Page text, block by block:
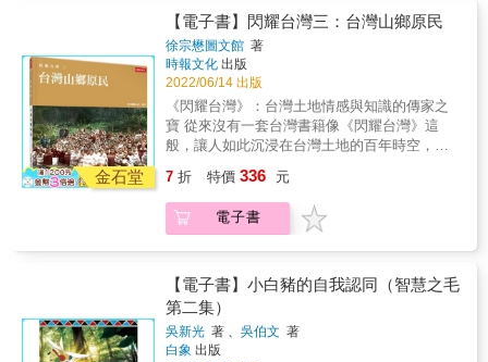
班，收入和生活都受到影響。然而，就在此時
此刻，我們做出最大的投資，投入最大的心
力，完成這一套經典作品，代表台灣在艱困的
環境中奮鬥不懈的精神，有如一顆閃亮的鑽
石，永遠福星高照。 文/作者徐宗懋 & 《台灣
近水部落》 本書以日本的台灣原住民權威森丑
之助的圖像原作為底本，透過高端的上色技術
賦予新的生命。本畫冊介紹靠近海洋和湖泊的
原住民部落，主要集中在阿美族、達悟族和邵
即湖泊的生活關係，其中達悟族捕獲飛魚的圖
像紀錄，更是珍貴的歷史文獻。
論內容和視覺效果，都達到了台灣出版界史上
的最高峰。 至於物產和生態方面的圖片，則是
使用了《大量台灣寫真大觀》、《亞細亞寫真
大觀》和《台灣物產大觀》精美的原版照片，
呈現了前所未有的視覺效果。有關過去台灣人
生活和習俗的影像則是民國49年（1960年）薛
培德牧師所拍攝的經典照片，每一張都是由原
底片沖洗出來，並且進行精美的數位上色，展
現了動人的往日情懷。 總之，在技術工藝層
面，台灣沒有任何一本出版物像《閃耀台灣》
做出如此大的財力，動用如此多的人力，以及
付出如此深的心力，只為了留下一套值得代代
班，收入和生活都受到影響。然而，就在此時
此刻，我們做出最大的投資，投入最大的心
力，完成這一套經典作品，代表台灣在艱困的
環境中奮鬥不懈的精神，有如一顆閃亮的鑽
價值。 能做到這一點，是因為《閃耀台灣》使
用了最精美的照片原材料，以及最高端的現代
數位上色工藝技術。這是徐宗懋圖文館動用了
累積20年的原照片收藏，以及過去5年建立的國
際一流數位上色藝術師團隊，兩項優勢所取得
的驚人成果。 以《台灣山鄉原民》這一本畫冊
為例，本畫冊使用日本學術權威森丑之助先生
在百年前所拍攝的經典原住民圖錄照片，一般
出版社都使用舊出版品反覆翻拍的圖片，大多
市價高達50萬台幣的森丑之助的精緻柯羅版原
版圖片。如此投資只為了取得最好的印製效
果，這也使得《閃耀台灣》中的原住民圖像無
論內容和視覺效果，都達到了台灣出版界史上
的最高峰。 至於物產和生態方面的圖片，則是
使用了《大量台灣寫真大觀》、《亞細亞寫真
大觀》和《台灣物產大觀》精美的原版照片，
呈現了前所未有的視覺效果。有關過去台灣人
金石堂
【電子書】閃耀台灣三：台灣山鄉原民
徐宗懋圖文館 著
時報文化 出版
2022/06/14 出版
《閃耀台灣》：台灣土地情感與知識的傳家之
寶 從來沒有一套台灣書籍像《閃耀台灣》這
般，讓人如此沉浸在台灣土地的百年時空，猶
爾也因目睹具體的事件而感受到內心強大的衝
擊。這套書已經超過傳統紙本書的視覺極限，
而是台灣土地情感而知識的傳家之寶。不只是
價值。 能做到這一點，是因為《閃耀台灣》使
用了最精美的照片原材料，以及最高端的現代
數位上色工藝技術。這是徐宗懋圖文館動用了
累積20年的原照片收藏，以及過去5年建立的國
7 折 特價 336 元
電子書
【電子書】小白豬的自我認同（智慧之毛
第二集）
吳新光 著 、吳伯文 著
白象 出版